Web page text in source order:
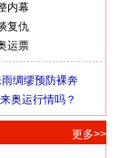
内幕
复仇
运票
绸缪预防裸奔
奥运行情吗？
更多>>